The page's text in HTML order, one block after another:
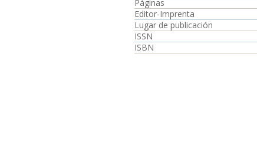
Páginas
Editor-Imprenta
Lugar de publicación
ISSN
ISBN